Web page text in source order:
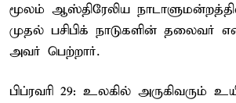
மூலம் ஆஸ்திரேலிய
முதல் பசிபிக் நாடுகளின் தலைவர்
அவர் பெற்றார்.
பிப்ரவரி 29: உலகில் அருகிவரும்